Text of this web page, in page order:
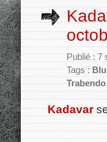
Publié : 7
Tags :
Trabendo
Kadavar